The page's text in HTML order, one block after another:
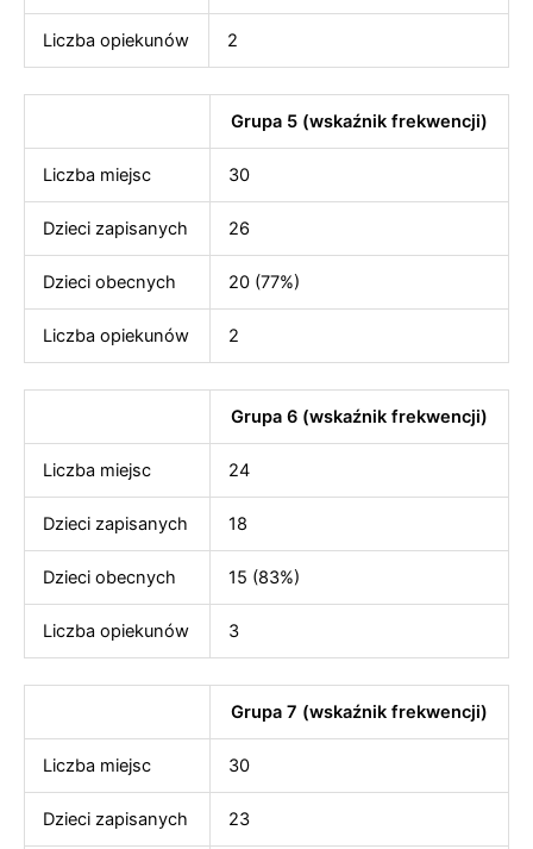
Liczba opiekunów 2
Grupa 5 (wskaźnik frekwencji)
Liczba miejsc 30
Dzieci zapisanych 26
Dzieci obecnych 20 (77%)
Liczba opiekunów 2
Grupa 6 (wskaźnik frekwencji)
Liczba miejsc 24
Dzieci zapisanych 18
Dzieci obecnych 15 (83%)
Liczba opiekunów 3
Grupa 7 (wskaźnik frekwencji)
Liczba miejsc 30
Dzieci zapisanych 23